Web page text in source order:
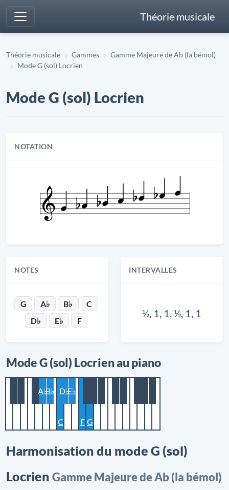
Théorie musicale
Théorie musicale Gammes
Gamme Majeure de Ab (la bémol)
Mode G (sol) Locrien
Mode G (sol) Locrien
NOTATION
NOTES
G A♭ B♭
C
D♭
E♭ F
INTERVALLES
½, 1, 1, ½, 1, 1
Mode G (sol) Locrien au piano
A♭B♭
C
D♭E♭
F G
Harmonisation du mode G (sol)
Locrien Gamme Majeure de Ab (la bémol)